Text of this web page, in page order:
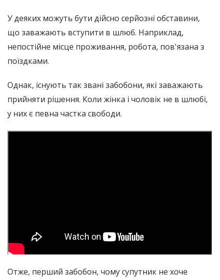
У деяких можуть бути дійсно серйозні обставини,
що заважають вступити в шлюб. Наприклад,
непостійне місце проживання, робота, пов'язана з
поїздками.
Однак, існують так звані забобони, які заважають
прийняти рішення. Коли жінка і чоловік не в шлюбі,
у них є певна частка свободи.
Отже, перший забобон, чому супутник не хоче